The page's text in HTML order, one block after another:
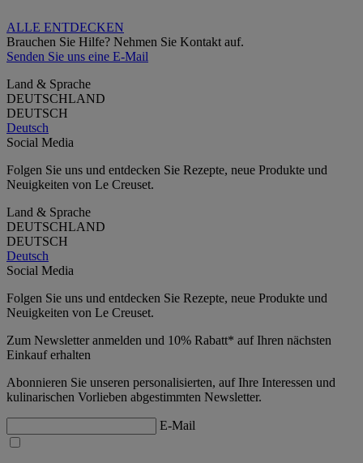
ALLE ENTDECKEN
Brauchen Sie Hilfe? Nehmen Sie Kontakt auf.
Senden Sie uns eine E-Mail
Land & Sprache
DEUTSCHLAND
DEUTSCH
Deutsch
Social Media
Folgen Sie uns und entdecken Sie Rezepte, neue Produkte und
Neuigkeiten von Le Creuset.
Land & Sprache
DEUTSCHLAND
DEUTSCH
Deutsch
Social Media
Folgen Sie uns und entdecken Sie Rezepte, neue Produkte und
Neuigkeiten von Le Creuset.
Zum Newsletter anmelden und 10% Rabatt* auf Ihren nächsten
Einkauf erhalten
Abonnieren Sie unseren personalisierten, auf Ihre Interessen und
kulinarischen Vorlieben abgestimmten Newsletter.
E-Mail